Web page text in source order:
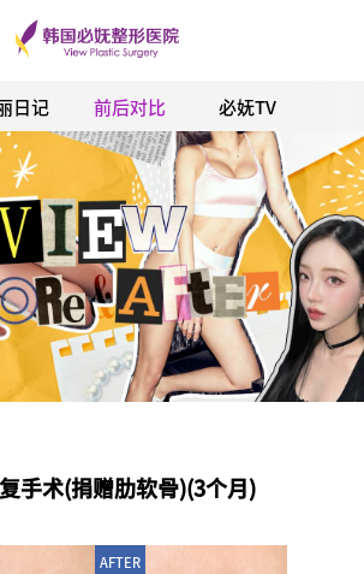
누르면 검색창을 닫을 수 있습니다.
日记 前后对比 必妩TV
手术(捐赠肋软骨)(3个月)
AFTER